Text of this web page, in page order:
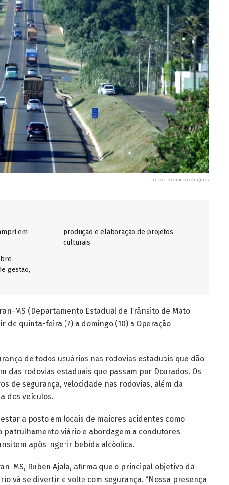
Foto: Edemir Rodrigues
em
gestão,
produção e elaboração de projetos
culturais
MS (Departamento Estadual de Trânsito de Mato
de quinta-feira (7) a domingo (10) a Operação
de todos usuários nas rodovias estaduais que dão
das rodovias estaduais que passam por Dourados. Os
de segurança, velocidade nas rodovias, além da
dos veículos.
a posto em locais de maiores acidentes como
patrulhamento viário e abordagem a condutores
após ingerir bebida alcóolica.
MS, Ruben Ajala, afirma que o principal objetivo da
vá se divertir e volte com segurança. “Nossa presença